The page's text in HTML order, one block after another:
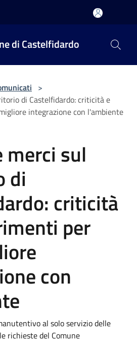
di Castelfidardo
>
di Castelfidardo: criticità e
integrazione con l'ambiente
merci sul
di
criticità
per
con
al solo servizio delle
richieste del Comune